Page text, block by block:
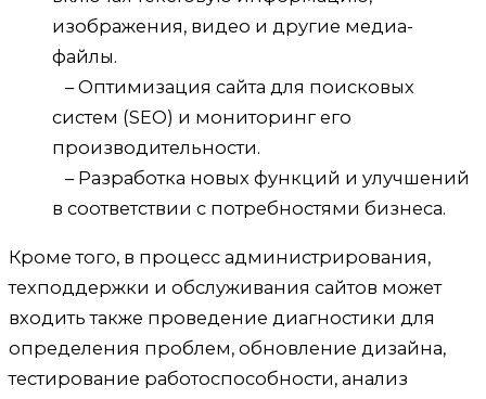
изображения, видео и другие медиа-
файлы.
– Оптимизация сайта для поисковых
систем (SEO) и мониторинг его
производительности.
– Разработка новых функций и улучшений
в соответствии с потребностями бизнеса.
Кроме того, в процесс администрирования,
техподдержки и обслуживания сайтов может
входить также проведение диагностики для
определения проблем, обновление дизайна,
тестирование работоспособности, анализ